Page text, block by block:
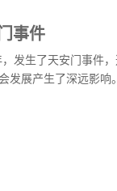
事件
发生了天安门事件
发展产生了深远影响。